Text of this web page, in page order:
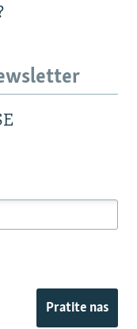
Pratite nas